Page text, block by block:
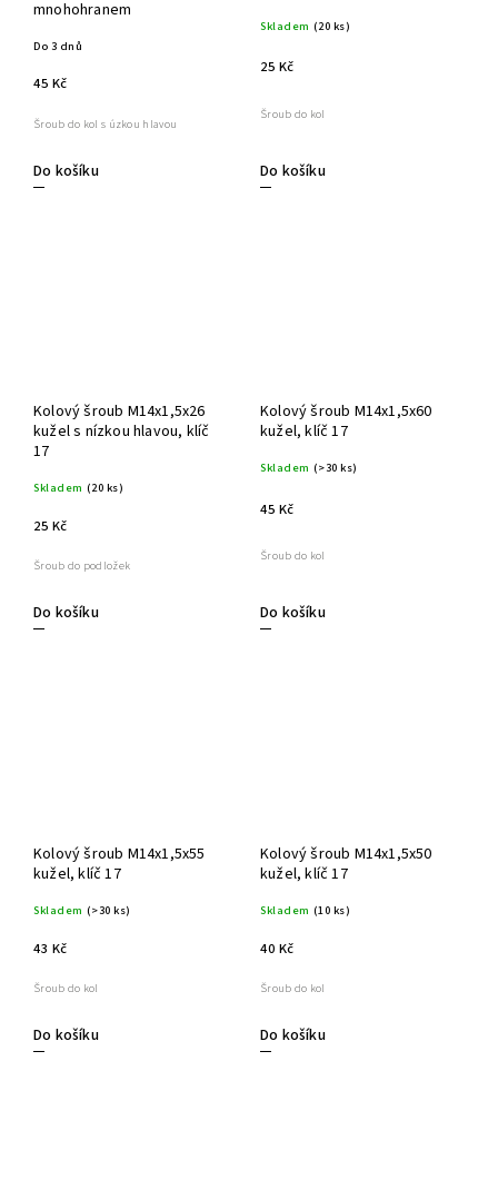
mnohohranem
Do 3 dnů
45 Kč
Do košíku
Šroub do kol s úzkou hlavou
Skladem (20 ks)
25 Kč
Do košíku
Šroub do kol
Kolový šroub M14x1,5x26
kužel s nízkou hlavou, klíč
17
Skladem (20 ks)
25 Kč
Do košíku
Šroub do podložek
Kolový šroub M14x1,5x60
kužel, klíč 17
Skladem (>30 ks)
45 Kč
Do košíku
Šroub do kol
Kolový šroub M14x1,5x55
kužel, klíč 17
Skladem (>30 ks)
43 Kč
Do košíku
Šroub do kol
Kolový šroub M14x1,5x50
kužel, klíč 17
Skladem (10 ks)
40 Kč
Do košíku
Šroub do kol